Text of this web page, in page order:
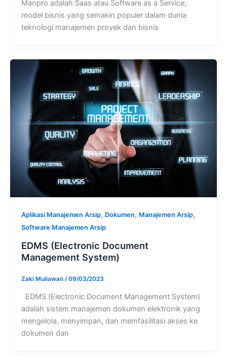
Manpro adalah Saas atau Software as a Service,
model bisnis yang semakin populer dalam dunia
teknologi manajemen proyek dan bisnis
Aplikasi Manajemen Arsip, Dokumen, Manajemen Arsip,
Software Manajemen Arsip
EDMS (Electronic Document
Management System)
Zaki Muliawan /09/03/2023
EDMS (Electronic Document Management System)
adalah sistem manajemen dokumen elektronik yang
mengelola, menyimpan, dan memfasilitasi akses ke
dokumen dan